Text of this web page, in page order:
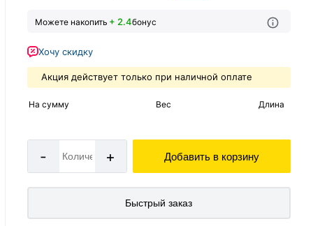
Можете накопить + 2.4бонус
Хочу скидку
Акция действует только при наличной оплате
На сумму Вес Длина
- + Добавить в корзину
Быстрый заказ